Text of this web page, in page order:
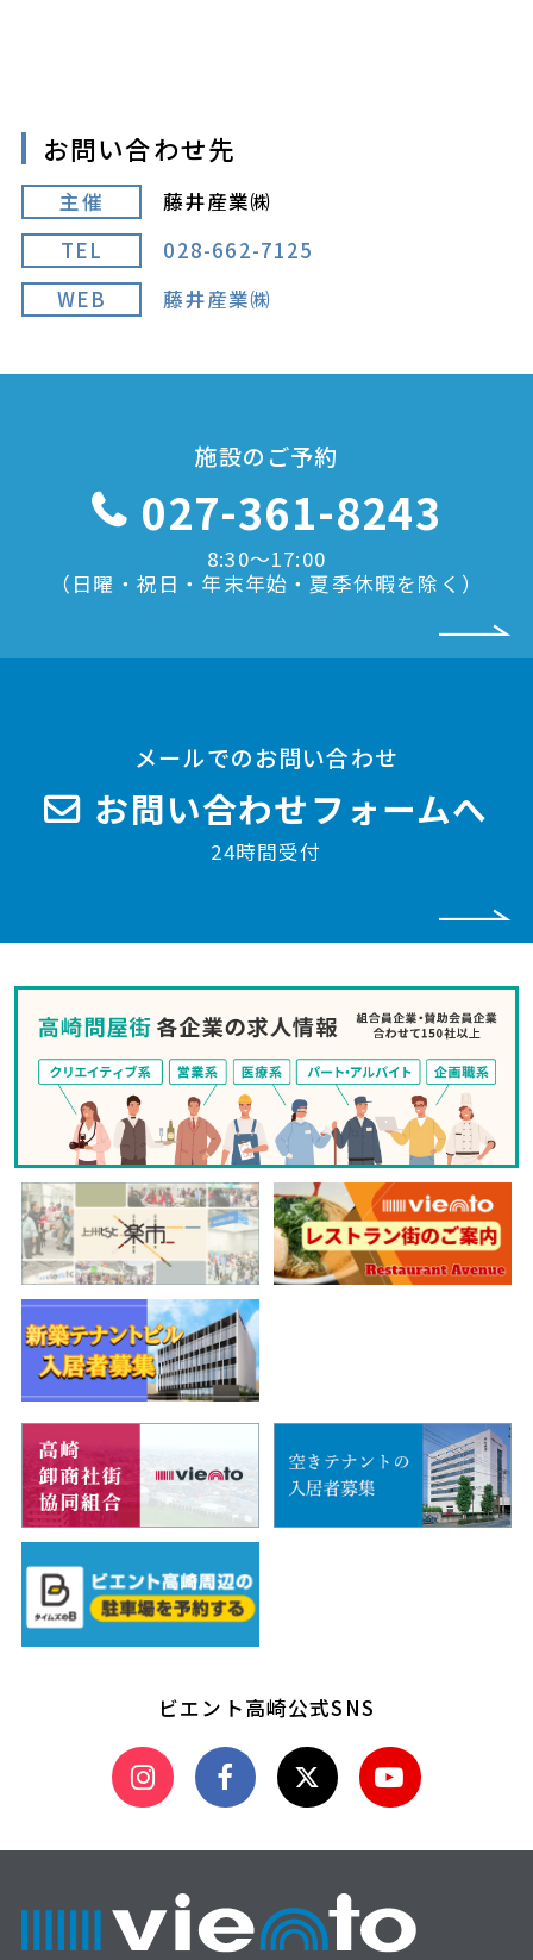
お問い合わせ先
主催
藤井産業㈱
TEL
028-662-7125
WEB
藤井産業㈱
施設のご予約
027-361-8243
8:30〜17:00
（日曜・祝日・年末年始・夏季休暇を除く）
メールでのお問い合わせ
お問い合わせフォームへ
24時間受付
ビエント高崎公式SNS